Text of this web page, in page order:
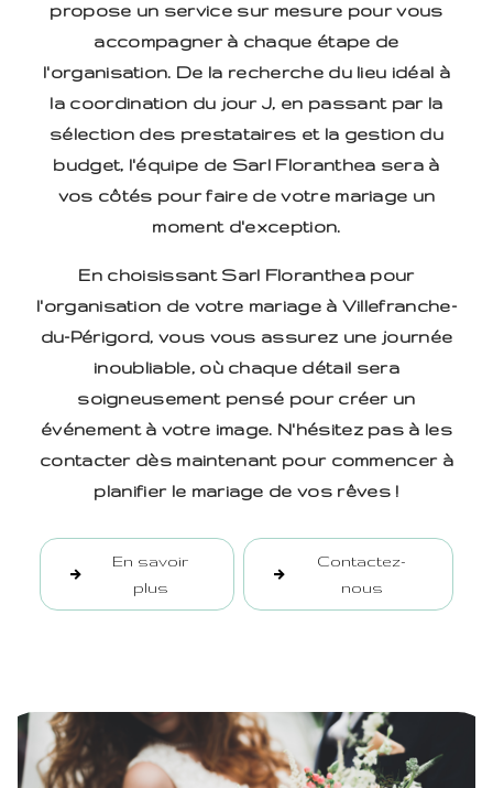
propose un service sur mesure pour vous
accompagner à chaque étape de
l'organisation. De la recherche du lieu idéal à
la coordination du jour J, en passant par la
sélection des prestataires et la gestion du
budget, l'équipe de Sarl Floranthea sera à
vos côtés pour faire de votre mariage un
moment d'exception.
En choisissant Sarl Floranthea pour
l'organisation de votre mariage à Villefranche-
du-Périgord, vous vous assurez une journée
inoubliable, où chaque détail sera
soigneusement pensé pour créer un
événement à votre image. N'hésitez pas à les
contacter dès maintenant pour commencer à
planifier le mariage de vos rêves !
En savoir
plus
Contactez-
nous